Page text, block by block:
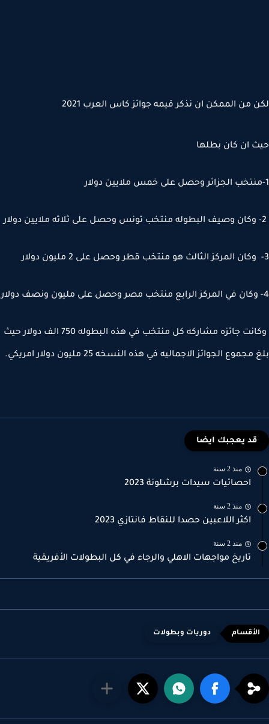
من الممكن ان نذكر قيمه جوائز كاس العرب 2021
ان كان بطلها
وكانت جائزه مشاركه كل منتخب في هذه البطوله 750 الف دولار حيث
الجوائز الاجماليه في هذه النسخه 25 مليون دولار امريكي.
قد يعجبك ايضا
منذ 2 سنة
احصائيات سيدات برشلونة 2023
منذ 2 سنة
اكثر اللاعبين حصدا للنقاط فانتازي 2023
منذ 2 سنة
تاريخ مواجهات الاهلي والرجاء في كل البطولات الأفريقية
دوريات وبطولات